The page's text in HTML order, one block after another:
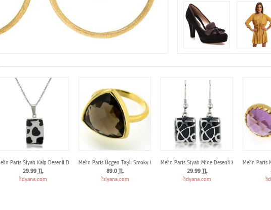
Paris Siyah Kalp Desenli Dötrgen Kolye
29.99 TL
lidyana.com
Melin Paris Üçgen Taşlı Smoky Quartz Yüzük
89.0 TL
lidyana.com
Melin Paris Siyah Mine Desenli Kare Küpe
29.99 TL
lidyana.com
Melin Paris